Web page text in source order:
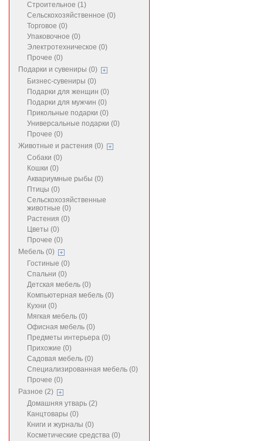
Строительное (1)
Сельскохозяйственное (0)
Торговое (0)
Упаковочное (0)
Электротехническое (0)
Прочее (0)
Подарки и сувениры (0)
Бизнес-сувениры (0)
Подарки для женщин (0)
Подарки для мужчин (0)
Прикольные подарки (0)
Универсальные подарки (0)
Прочее (0)
Животные и растения (0)
Собаки (0)
Кошки (0)
Аквариумные рыбы (0)
Птицы (0)
Сельскохозяйственные
животные (0)
Растения (0)
Цветы (0)
Прочее (0)
Мебель (0)
Гостиные (0)
Спальни (0)
Детская мебель (0)
Компьютерная мебель (0)
Кухни (0)
Мягкая мебель (0)
Офисная мебель (0)
Предметы интерьера (0)
Прихожие (0)
Садовая мебель (0)
Специализированная мебель (0)
Прочее (0)
Разное (2)
Домашняя утварь (2)
Канцтовары (0)
Книги и журналы (0)
Косметические средства (0)